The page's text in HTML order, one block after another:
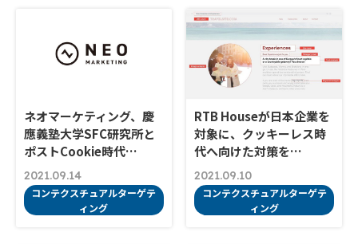
ネオマーケティング、慶
應義塾大学SFC研究所と
ポストCookie時代…
2021.09.14
コンテクスチュアルターゲテ
ィング
RTB Houseが日本企業を
対象に、クッキーレス時
代へ向けた対策を…
2021.09.10
コンテクスチュアルターゲテ
ィング